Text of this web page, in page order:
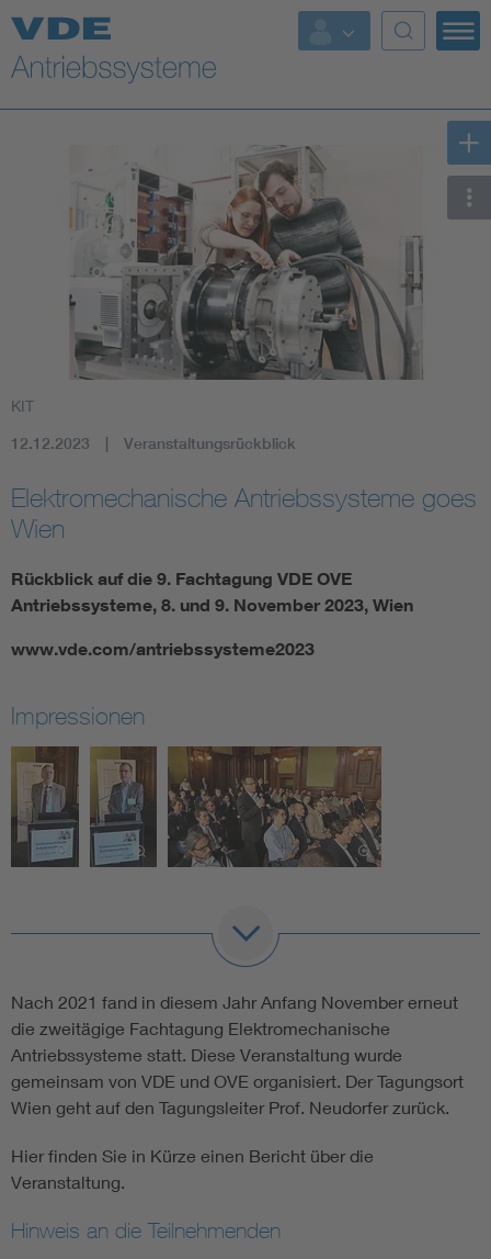
KIT
12.12.2023 Veranstaltungsrückblick
Elektromechanische Antriebssysteme goes
Wien
Rückblick auf die 9. Fachtagung VDE OVE
Antriebssysteme, 8. und 9. November 2023, Wien
www.vde.com/antriebssysteme2023
Impressionen
Nach 2021 fand in diesem Jahr Anfang November erneut
die zweitägige Fachtagung Elektromechanische
Antriebssysteme statt. Diese Veranstaltung wurde
gemeinsam von VDE und OVE organisiert. Der Tagungsort
Wien geht auf den Tagungsleiter Prof. Neudorfer zurück.
Hier finden Sie in Kürze einen Bericht über die
Veranstaltung.
Hinweis an die Teilnehmenden